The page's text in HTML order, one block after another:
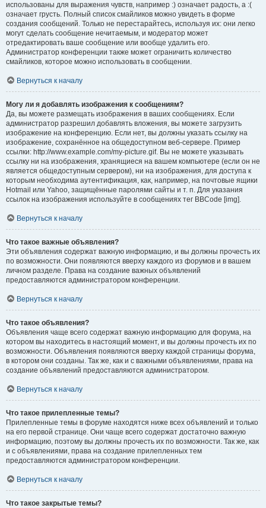
использованы для выражения чувств, например :) означает радость, а :(
означает грусть. Полный список смайликов можно увидеть в форме
создания сообщений. Только не перестарайтесь, используя их: они легко
могут сделать сообщение нечитаемым, и модератор может
отредактировать ваше сообщение или вообще удалить его.
Администратор конференции также может ограничить количество
смайликов, которое можно использовать в сообщении.
Вернуться к началу
Могу ли я добавлять изображения к сообщениям?
Да, вы можете размещать изображения в ваших сообщениях. Если
администратор разрешил добавлять вложения, вы можете загрузить
изображение на конференцию. Если нет, вы должны указать ссылку на
изображение, сохранённое на общедоступном веб-сервере. Пример
ссылки: http://www.example.com/my-picture.gif. Вы не можете указывать
ссылку ни на изображения, хранящиеся на вашем компьютере (если он не
является общедоступным сервером), ни на изображения, для доступа к
которым необходима аутентификация, как, например, на почтовые ящики
Hotmail или Yahoo, защищённые паролями сайты и т. п. Для указания
ссылок на изображения используйте в сообщениях тег BBCode [img].
Вернуться к началу
Что такое важные объявления?
Эти объявления содержат важную информацию, и вы должны прочесть их
по возможности. Они появляются вверху каждого из форумов и в вашем
личном разделе. Права на создание важных объявлений
предоставляются администратором конференции.
Вернуться к началу
Что такое объявления?
Объявления чаще всего содержат важную информацию для форума, на
котором вы находитесь в настоящий момент, и вы должны прочесть их по
возможности. Объявления появляются вверху каждой страницы форума,
в котором они созданы. Так же, как и с важными объявлениями, права на
создание объявлений предоставляются администратором.
Вернуться к началу
Что такое прилепленные темы?
Прилепленные темы в форуме находятся ниже всех объявлений и только
на его первой странице. Они чаще всего содержат достаточно важную
информацию, поэтому вы должны прочесть их по возможности. Так же, как
и с объявлениями, права на создание прилепленных тем
предоставляются администратором конференции.
Вернуться к началу
Что такое закрытые темы?